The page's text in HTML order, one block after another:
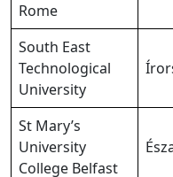
Rome
South East
Technological
University
St Mary’s
University
College Belfast